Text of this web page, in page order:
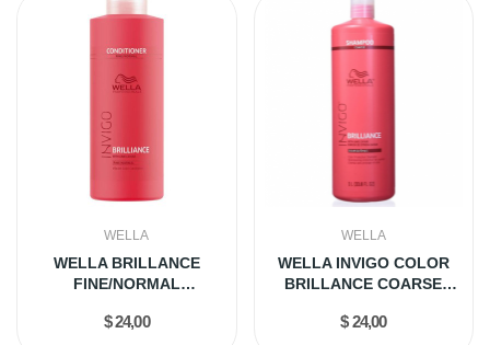
WELLA
WELLA BRILLANCE
FINE/NORMAL
$ 24,00
WELLA
WELLA INVIGO COLOR
BRILLANCE COARSE
$ 24,00